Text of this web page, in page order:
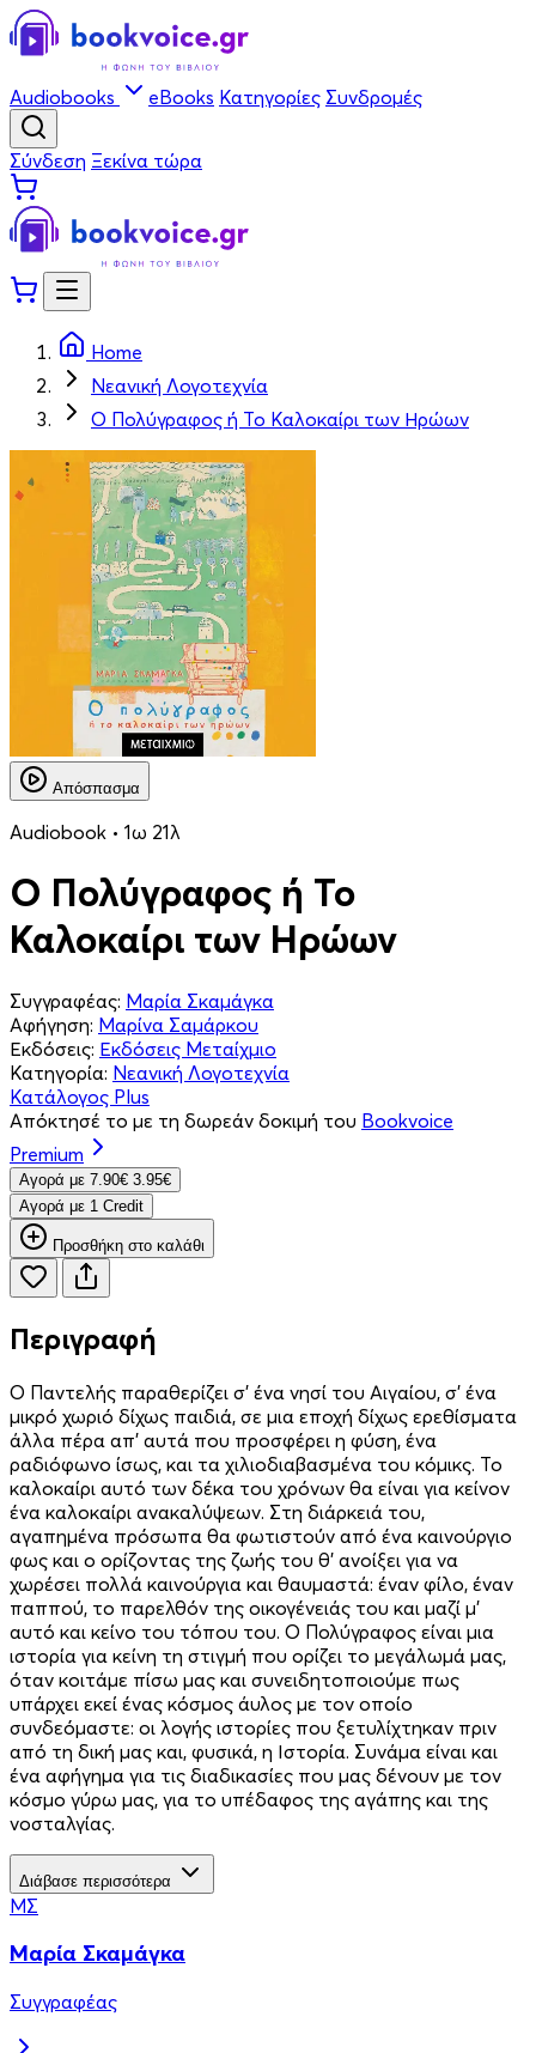
Audiobooks eBooks Κατηγορίες Συνδρομές
Σύνδεση Ξεκίνα τώρα
Home
Νεανική Λογοτεχνία
Ο Πολύγραφος ή Το Καλοκαίρι των Ηρώων
Απόσπασμα
Audiobook • 1ω 21λ
Ο Πολύγραφος ή Το
Καλοκαίρι των Ηρώων
Συγγραφέας: Μαρία Σκαμάγκα
Αφήγηση: Μαρίνα Σαμάρκου
Εκδόσεις: Εκδόσεις Μεταίχμιο
Κατηγορία: Νεανική Λογοτεχνία
Κατάλογος Plus
Απόκτησέ το με τη δωρεάν δοκιμή του Bookvoice
Premium
Aγορά με 7.90€ 3.95€
Aγορά με 1 Credit
Προσθήκη στο καλάθι
Περιγραφή
Ο Παντελής παραθερίζει σ’ ένα νησί του Αιγαίου, σ’ ένα
μικρό χωριό δίχως παιδιά, σε μια εποχή δίχως ερεθίσματα
άλλα πέρα απ’ αυτά που προσφέρει η φύση, ένα
ραδιόφωνο ίσως, και τα χιλιοδιαβασμένα του κόμικς. Το
καλοκαίρι αυτό των δέκα του χρόνων θα είναι για κείνον
ένα καλοκαίρι ανακαλύψεων. Στη διάρκειά του,
αγαπημένα πρόσωπα θα φωτιστούν από ένα καινούργιο
φως και ο ορίζοντας της ζωής του θ’ ανοίξει για να
χωρέσει πολλά καινούργια και θαυμαστά: έναν φίλο, έναν
παππού, το παρελθόν της οικογένειάς του και μαζί μ’
αυτό και κείνο του τόπου του. Ο Πολύγραφος είναι μια
ιστορία για κείνη τη στιγμή που ορίζει το μεγάλωμά μας,
όταν κοιτάμε πίσω μας και συνειδητοποιούμε πως
υπάρχει εκεί ένας κόσμος άυλος με τον οποίο
συνδεόμαστε: οι λογής ιστορίες που ξετυλίχτηκαν πριν
από τη δική μας και, φυσικά, η Ιστορία. Συνάμα είναι και
ένα αφήγημα για τις διαδικασίες που μας δένουν με τον
κόσμο γύρω μας, για το υπέδαφος της αγάπης και της
νοσταλγίας.
Διάβασε περισσότερα
ΜΣ
Μαρία Σκαμάγκα
Συγγραφέας